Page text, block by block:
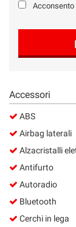
Acconsento
Accessori
ABS
Airbag laterali
Alzacristalli
Antifurto
Autoradio
Bluetooth
Cerchi in lega